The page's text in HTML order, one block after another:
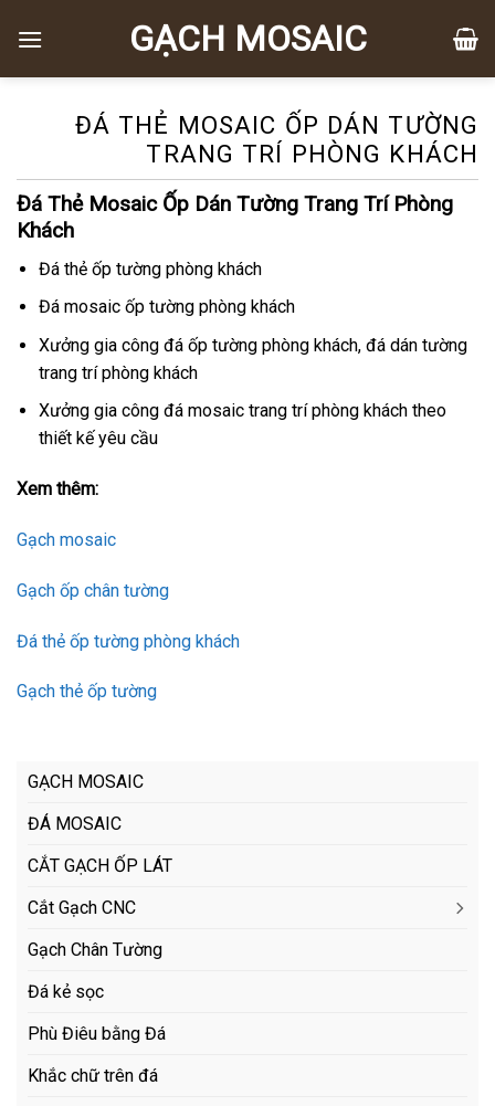
đến
GẠCH MOSAIC
ĐÁ THẺ MOSAIC ỐP DÁN TƯỜNG
TRANG TRÍ PHÒNG KHÁCH
Đá Thẻ Mosaic Ốp Dán Tường Trang Trí Phòng
Khách
Đá thẻ ốp tường phòng khách
Đá mosaic ốp tường phòng khách
Xưởng gia công đá ốp tường phòng khách, đá dán tường
trang trí phòng khách
Xưởng gia công đá mosaic trang trí phòng khách theo
thiết kế yêu cầu
Xem thêm:
Gạch mosaic
Gạch ốp chân tường
Đá thẻ ốp tường phòng khách
Gạch thẻ ốp tường
GẠCH MOSAIC
ĐÁ MOSAIC
CẮT GẠCH ỐP LÁT
Cắt Gạch CNC
Gạch Chân Tường
Đá kẻ sọc
Phù Điêu bằng Đá
Khắc chữ trên đá